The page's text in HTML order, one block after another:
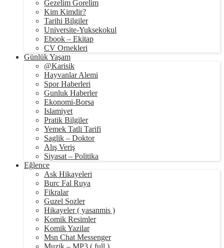
Gezelim Gorelim
Kim Kimdir?
Tarihi Bilgiler
Universite-Yuksekokul
Ebook – Ekitap
CV Ornekleri
Günlük Yaşam
@Karisik
Hayvanlar Alemi
Spor Haberleri
Gunluk Haberler
Ekonomi-Borsa
Islamiyet
Pratik Bilgiler
Yemek Tatli Tarifi
Saglik – Doktor
Alış Veriş
Siyasat – Politika
Eğlence
Ask Hikayeleri
Burc Fal Ruya
Fikralar
Guzel Sozler
Hikayeler ( yasanmis )
Komik Resimler
Komik Yazilar
Msn Chat Messenger
Muzik – MP3 ( full )